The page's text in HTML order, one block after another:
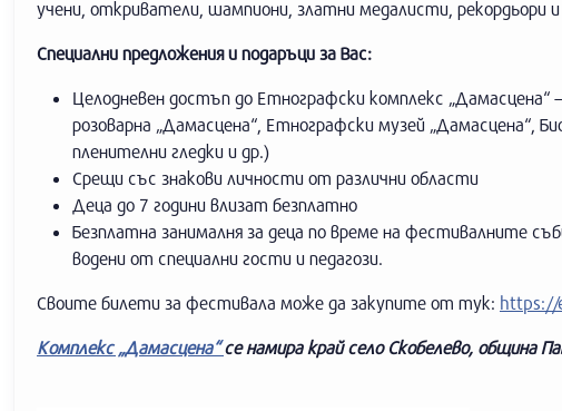
учени, откриватели, шампиони, златни медалисти, рекордьори и
Специални предложения и подаръци за Вас:
Целодневен достъп до Етнографски комплекс „Дамасцена“
розоварна „Дамасцена“, Етнографски музей „Дамасцена“,
пленителни гледки и др.)
Срещи със знакови личности от различни области
Деца до 7 години влизат безплатно
Безплатна занималня за деца по време на фестивалните
водени от специални гости и педагози.
Своите билети за фестивала може да закупите от тук: https://
Комплекс „Дамасцена“се намира край село Скобелево, община